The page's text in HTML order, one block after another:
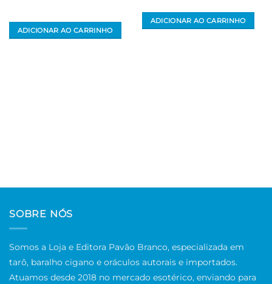
ADICIONAR AO CARRINHO
ADICIONAR AO CARRINHO
SOBRE NÓS
Somos a Loja e Editora Pavão Branco, especializada em
tarô, baralho cigano e oráculos autorais e importados.
Atuamos desde 2018 no mercado esotérico, enviando para